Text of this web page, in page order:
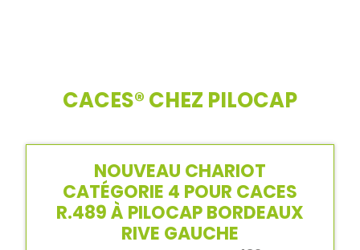
CACES® CHEZ PILOCAP
NOUVEAU CHARIOT
CATÉGORIE 4 POUR CACES
R.489 À PILOCAP BORDEAUX
RIVE GAUCHE